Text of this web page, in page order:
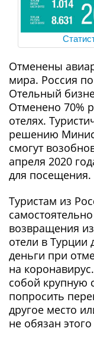
Отменены
мира. Россия
Отельный
Отменено 70%
отелях.
решению
смогут
апреля 2020
для посещения.
Туристам из
возвращения
отели в
деньги при
на
собой крупную
попросить
другое место
не обязан